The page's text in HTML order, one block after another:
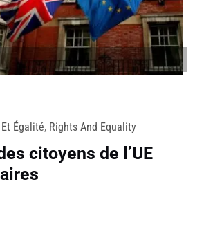
Égalité, Rights And Equality
citoyens de l’UE